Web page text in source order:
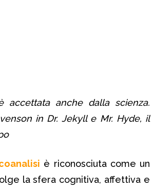
accettata anche dalla scienza.
in Dr. Jekyll e Mr. Hyde, il
è riconosciuta come un
la sfera cognitiva, affettiva e